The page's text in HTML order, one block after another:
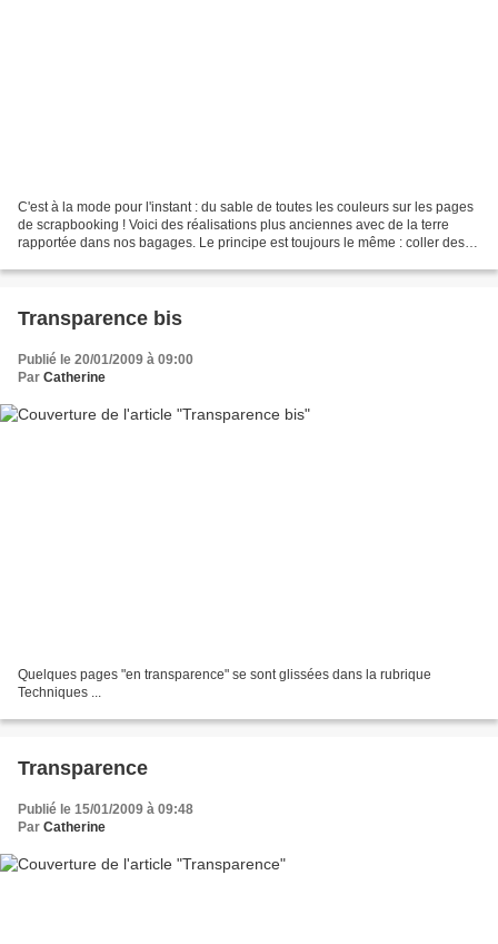
C'est à la mode pour l'instant : du sable de toutes les couleurs sur les pages
de scrapbooking ! Voici des réalisations plus anciennes avec de la terre
rapportée dans nos bagages. Le principe est toujours le même : coller des
Transparence bis
Publié le 20/01/2009 à 09:00
Par Catherine
Quelques pages "en transparence" se sont glissées dans la rubrique
Techniques ...
Transparence
Publié le 15/01/2009 à 09:48
Par Catherine